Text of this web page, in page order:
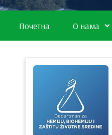
Почетна О нама